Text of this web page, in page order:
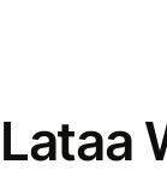
Lataa